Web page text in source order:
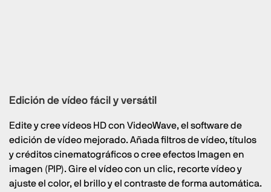
Edición de vídeo fácil y versátil
Edite y cree vídeos HD con VideoWave, el software de
edición de vídeo mejorado. Añada filtros de vídeo, títulos
y créditos cinematográficos o cree efectos Imagen en
imagen (PIP). Gire el vídeo con un clic, recorte vídeo y
ajuste el color, el brillo y el contraste de forma automática.